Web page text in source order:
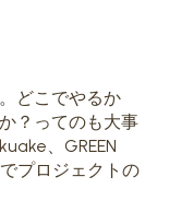
どこでやるか
？ってのも大事
、GREEN
プロジェクトの